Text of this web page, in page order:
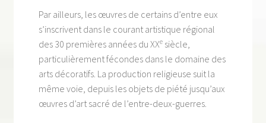
Par ailleurs, les œuvres de certains d’entre eux
s’inscrivent dans le courant artistique régional
des 30 premières années du XXesiècle,
particulièrement fécondes dans le domaine des
arts décoratifs. La production religieuse suit la
même voie, depuis les objets de piété jusqu’aux
œuvres d’art sacré de l’entre-deux-guerres.